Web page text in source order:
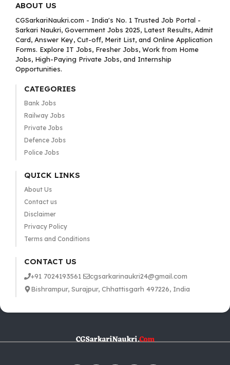
ABOUT US
CGSarkariNaukri.com - India's No. 1 Trusted Job Portal -
Sarkari Naukri, Government Jobs 2025, Latest Results, Admit
Card, Answer Key, Cut-off, Merit List, and Online Application
Forms. Explore IT Jobs, Fresher Jobs, Work from Home
Jobs, High-Paying Private Jobs, and Internship
Opportunities.
CATEGORIES
Bank Jobs
Railway Jobs
Private Jobs
Defence Jobs
Police Jobs
QUICK LINKS
About Us
Contact us
Disclaimer
Privacy Policy
Terms and Conditions
CONTACT US
+91 7024193561
cgsarkarinaukri24@gmail.com
Bishrampur, Surajpur, Chhattisgarh 497226, India